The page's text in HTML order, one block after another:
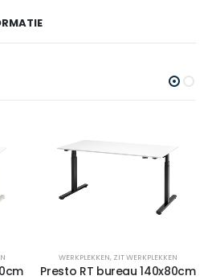
WERKPLEKKEN, ZIT WERKPLEKKEN
Presto RT bureau 140x80cm